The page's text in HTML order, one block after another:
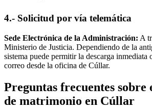
4.- Solicitud por vía telemática
Sede Electrónica de la Administración: A
Ministerio de Justicia. Dependiendo de la
sistema puede permitir la descarga
correo desde la oficina de Cúllar.
Preguntas frecuentes
de matrimonio en Cúllar